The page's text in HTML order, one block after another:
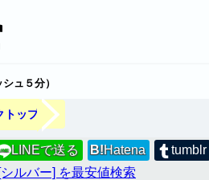
ュ５分）
トップ
LINEで送る B!Hatena tumblr
ルバー] を最安値検索